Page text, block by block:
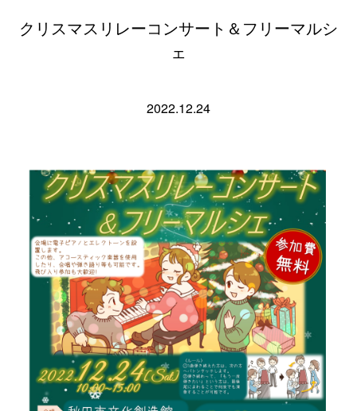
クリスマスリレーコンサート＆フリーマルシ
ェ
2022.12.24